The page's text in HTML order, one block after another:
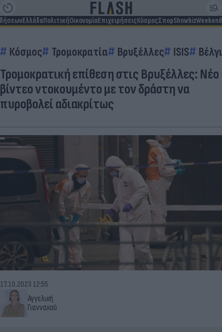
ΕλλάδαΠολιτικήΟικονομίαΕπιχειρήσειςΚόσμοςΣπορShowbizWeekend
Κόσμος Τρομοκρατία Βρυξέλλες ISIS
Τρομοκρατική επίθεση στις Βρυξέλλες: Νέο
βίντεο ντοκουμέντο με τον δράστη να
πυροβολεί αδιακρίτως
Αγγελική
Γιαννακού
17.10.2023 12:55